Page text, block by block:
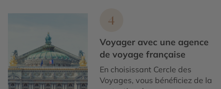
4
Voyager avec une agence
de voyage française
En choisissant Cercle des
Voyages, vous bénéficiez de la